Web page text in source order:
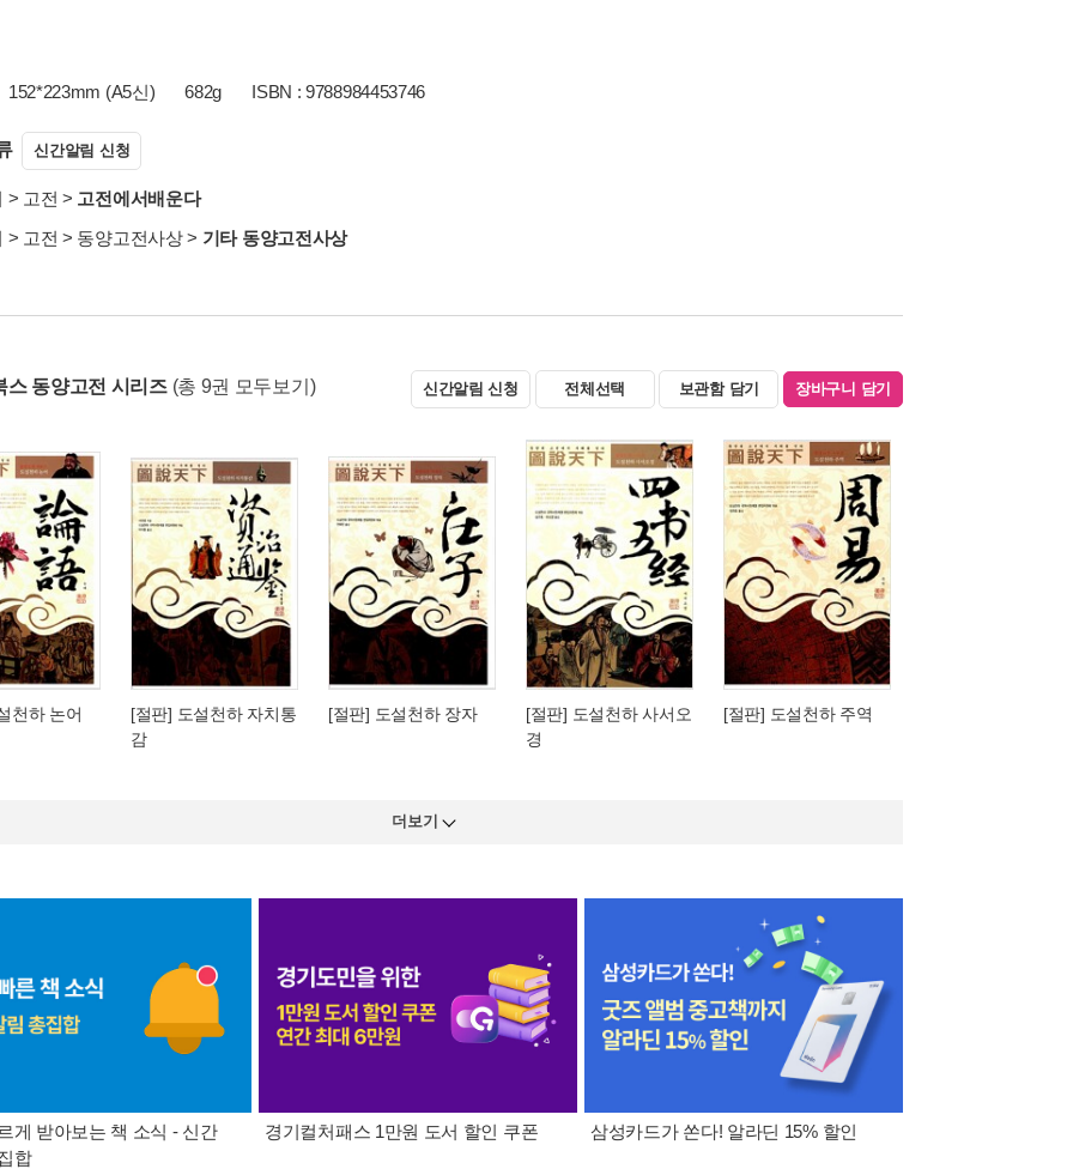
152*223mm (A5신) 682g ISBN : 9788984453746
신간알림 신청
> 고전 > 고전에서배운다
> 고전 > 동양고전사상> 기타 동양고전사상
스 동양고전 시리즈 (총 9권 모두보기) 신간알림 신청 전체선택 보관함 담기 장바구니 담기
천하 논어
[절판] 도설천하 자치통
감
[절판] 도설천하 장자
[절판] 도설천하 사서오
경
[절판] 도설천하 주역
더보기
게 받아보는 책 소식 - 신간
합
경기컬처패스 1만원 도서 할인 쿠폰 삼성카드가 쏜다! 알라딘 15% 할인